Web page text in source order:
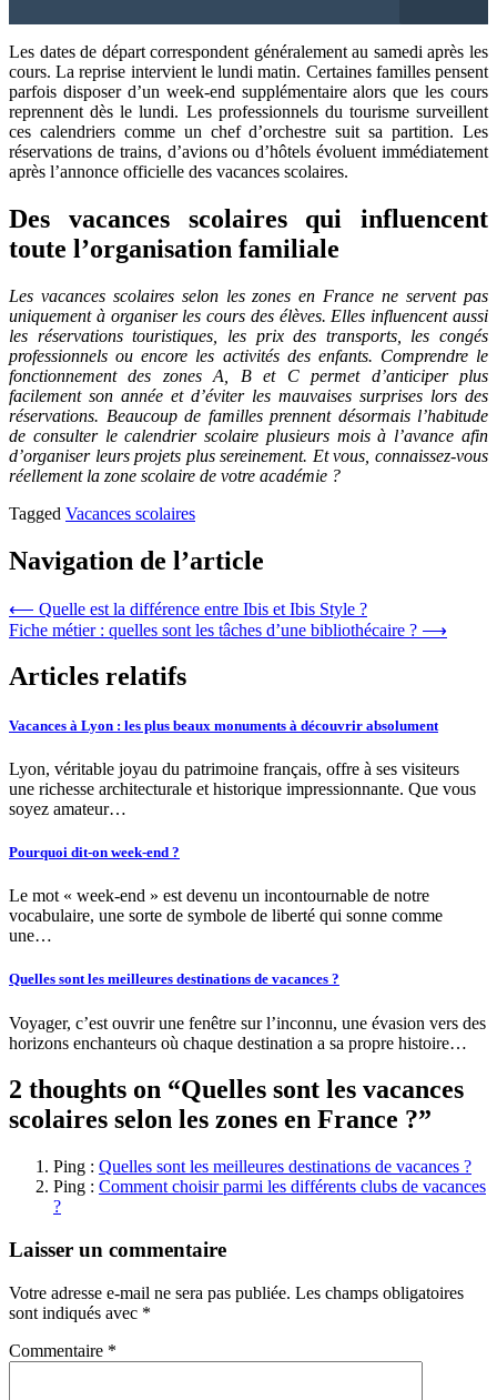
Les dates de départ correspondent généralement au samedi après les
cours. La reprise intervient le lundi matin. Certaines familles pensent
parfois disposer d’un week-end supplémentaire alors que les cours
reprennent dès le lundi. Les professionnels du tourisme surveillent
ces calendriers comme un chef d’orchestre suit sa partition. Les
réservations de trains, d’avions ou d’hôtels évoluent immédiatement
après l’annonce officielle des vacances scolaires.
Des vacances scolaires qui influencent
toute l’organisation familiale
Les vacances scolaires selon les zones en France ne servent pas
uniquement à organiser les cours des élèves. Elles influencent aussi
les réservations touristiques, les prix des transports, les congés
professionnels ou encore les activités des enfants. Comprendre le
fonctionnement des zones A, B et C permet d’anticiper plus
facilement son année et d’éviter les mauvaises surprises lors des
réservations. Beaucoup de familles prennent désormais l’habitude
de consulter le calendrier scolaire plusieurs mois à l’avance afin
d’organiser leurs projets plus sereinement. Et vous, connaissez-vous
réellement la zone scolaire de votre académie ?
Tagged Vacances scolaires
Navigation de l’article
⟵ Quelle est la différence entre Ibis et Ibis Style ?
Fiche métier : quelles sont les tâches d’une bibliothécaire ? ⟶
Articles relatifs
Vacances à Lyon : les plus beaux monuments à découvrir absolument
Lyon, véritable joyau du patrimoine français, offre à ses visiteurs
une richesse architecturale et historique impressionnante. Que vous
soyez amateur…
Pourquoi dit-on week-end ?
Le mot « week-end » est devenu un incontournable de notre
vocabulaire, une sorte de symbole de liberté qui sonne comme
une…
Quelles sont les meilleures destinations de vacances ?
Voyager, c’est ouvrir une fenêtre sur l’inconnu, une évasion vers des
horizons enchanteurs où chaque destination a sa propre histoire…
2 thoughts on “Quelles sont les vacances
scolaires selon les zones en France ?”
Ping : Quelles sont les meilleures destinations de vacances ?
Ping : Comment choisir parmi les différents clubs de vacances
?
Laisser un commentaire
Votre adresse e-mail ne sera pas publiée. Les champs obligatoires
sont indiqués avec *
Commentaire *